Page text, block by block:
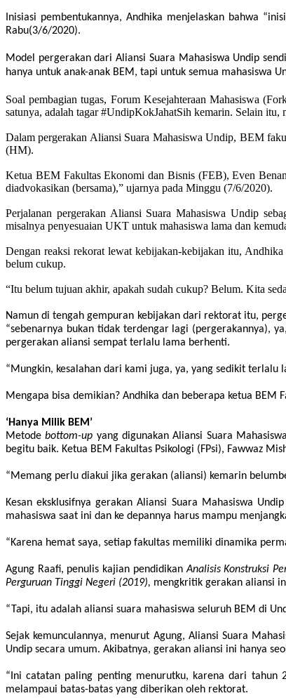
Inisiasi pembentukannya, Andhika menjelaskan bahwa “
Rabu(3/6/2020).
Model pergerakan dari Aliansi Suara Mahasiswa Undip
hanya untuk anak-anak BEM, tapi untuk semua mahasiswa
Soal pembagian tugas, Forum Kesejahteraan Mahasiswa
satunya, adalah tagar #UndipKokJahatSih kemarin. Selain itu,
Dalam pergerakan Aliansi Suara Mahasiswa Undip, BEM
(HM).
Ketua BEM Fakultas Ekonomi dan Bisnis (FEB), Even
diadvokasikan (bersama),” ujarnya pada Minggu (7/6/2020).
Perjalanan pergerakan Aliansi Suara Mahasiswa Undip
misalnya penyesuaian UKT untuk mahasiswa lama dan
Dengan reaksi rekorat lewat kebijakan-kebijakan itu,
belum cukup.
“Itu belum tujuan akhir, apakah sudah cukup? Belum. Kita
Namun di tengah gempuran kebijakan dari rektorat itu,
“sebenarnya bukan tidak terdengar lagi (pergerakannya),
pergerakan aliansi sempat terlalu lama berhenti.
“Mungkin, kesalahan dari kami juga, ya, yang sedikit terlalu
Mengapa bisa demikian? Andhika dan beberapa ketua BEM
‘Hanya Milik BEM’
Metodebottom-up yang digunakan Aliansi Suara
begitu baik. Ketua BEM Fakultas Psikologi (FPsi), Fawwaz
“Memang perlu diakui jika gerakan (aliansi) kemarin
Kesan eksklusifnya gerakan Aliansi Suara Mahasiswa
mahasiswa saat ini dan ke depannya harus mampu
“Karena hemat saya, setiap fakultas memiliki dinamika
Agung Raafi, penulis kajian pendidikanAnalisis Konstruksi
Perguruan Tinggi Negeri (2019), mengkritik gerakan aliansi
“Tapi, itu adalah aliansi suara mahasiswa seluruh BEM di
Sejak kemunculannya, menurut Agung, Aliansi Suara
Undip secara umum. Akibatnya, gerakan aliansi ini hanya
“Ini catatan paling penting menurutku, karena dari tahun
melampaui batas-batas yang diberikan oleh rektorat.